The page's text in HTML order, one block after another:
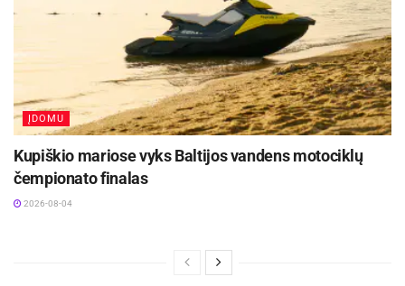
ĮDOMU
Kupiškio mariose vyks Baltijos vandens motociklų
čempionato finalas
2026-08-04